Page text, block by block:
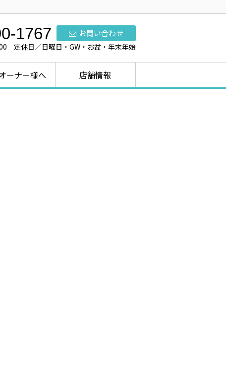
お問い合わせ
1767
定休日／日曜日・GW・お盆・年末年始
ーナー様へ 店舗情報